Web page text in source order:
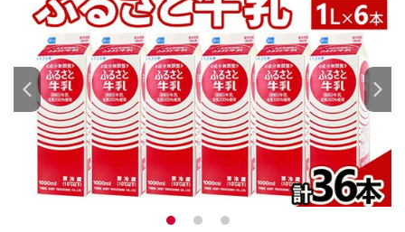
1 2 3